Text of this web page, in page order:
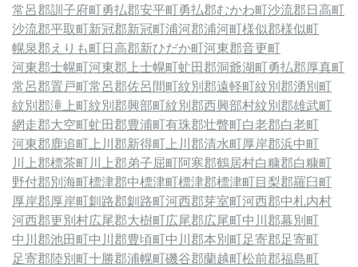
常呂郡訓子府町勇払郡安平町勇払郡むかわ町沙流郡日高町
沙流郡平取町新冠郡新冠町浦河郡浦河町様似郡様似町
幌泉郡えりも町日高郡新ひだか町河東郡音更町
河東郡士幌町河東郡上士幌町虻田郡洞爺湖町勇払郡厚真町
常呂郡置戸町常呂郡佐呂間町紋別郡遠軽町紋別郡湧別町
紋別郡滝上町紋別郡興部町紋別郡西興部村紋別郡雄武町
網走郡大空町虻田郡豊浦町有珠郡壮瞥町白老郡白老町
河東郡鹿追町 上川郡新得町 上川郡清水町厚岸郡浜中町
川上郡標茶町川上郡弟子屈町阿寒郡鶴居村白糠郡白糠町
野付郡別海町標津郡中標津町標津郡標津町目梨郡羅臼町
厚岸郡厚岸町釧路郡釧路町河西郡芽室町河西郡中札内村
河西郡更別村広尾郡大樹町広尾郡広尾町中川郡幕別町
中川郡池田町中川郡豊頃町中川郡本別町足寄郡足寄町
足寄郡陸別町十勝郡浦幌町磯谷郡蘭越町松前郡福島町